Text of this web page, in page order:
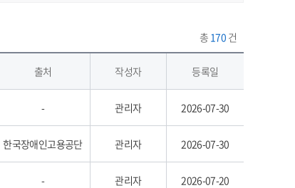
총 170 건
출처 작성자 등록일
- 관리자 2026-07-30
한국장애인고용공단 관리자 2026-07-30
- 관리자 2026-07-20